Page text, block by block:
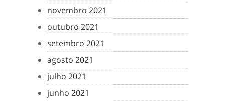
novembro 2021
outubro 2021
setembro 2021
agosto 2021
julho 2021
junho 2021